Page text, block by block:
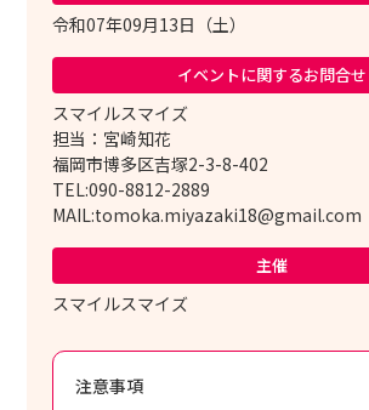
令和07年09月13日（土）
イベントに関するお問合せ
スマイルスマイズ
担当：宮崎知花
福岡市博多区吉塚2-3-8-402
TEL:090-8812-2889
MAIL:tomoka.miyazaki18@gmail.com
主催
スマイルスマイズ
注意事項